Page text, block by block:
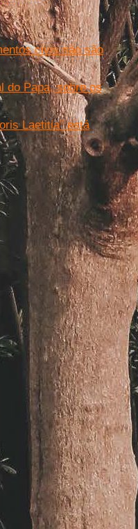
civis não são
do Papa, sobre os
Laetitia” está